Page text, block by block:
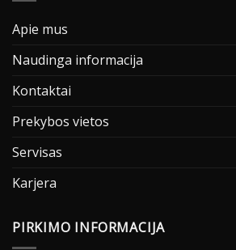
Apie mus
Naudinga informacija
Kontaktai
Prekybos vietos
Servisas
Karjera
PIRKIMO INFORMACIJA